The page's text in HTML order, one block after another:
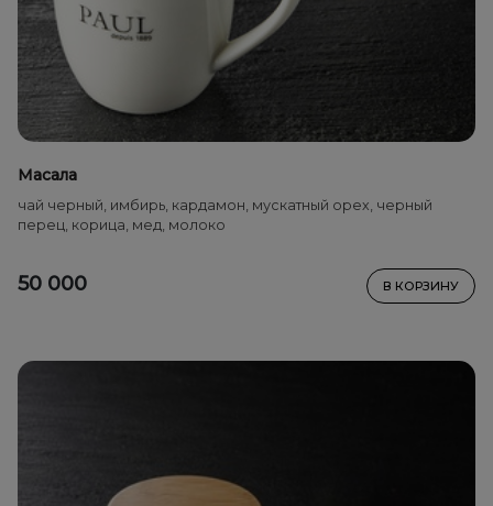
Масала
чай черный, имбирь, кардамон, мускатный орех, черный
перец, корица, мед, молоко
50 000 В КОРЗИНУ